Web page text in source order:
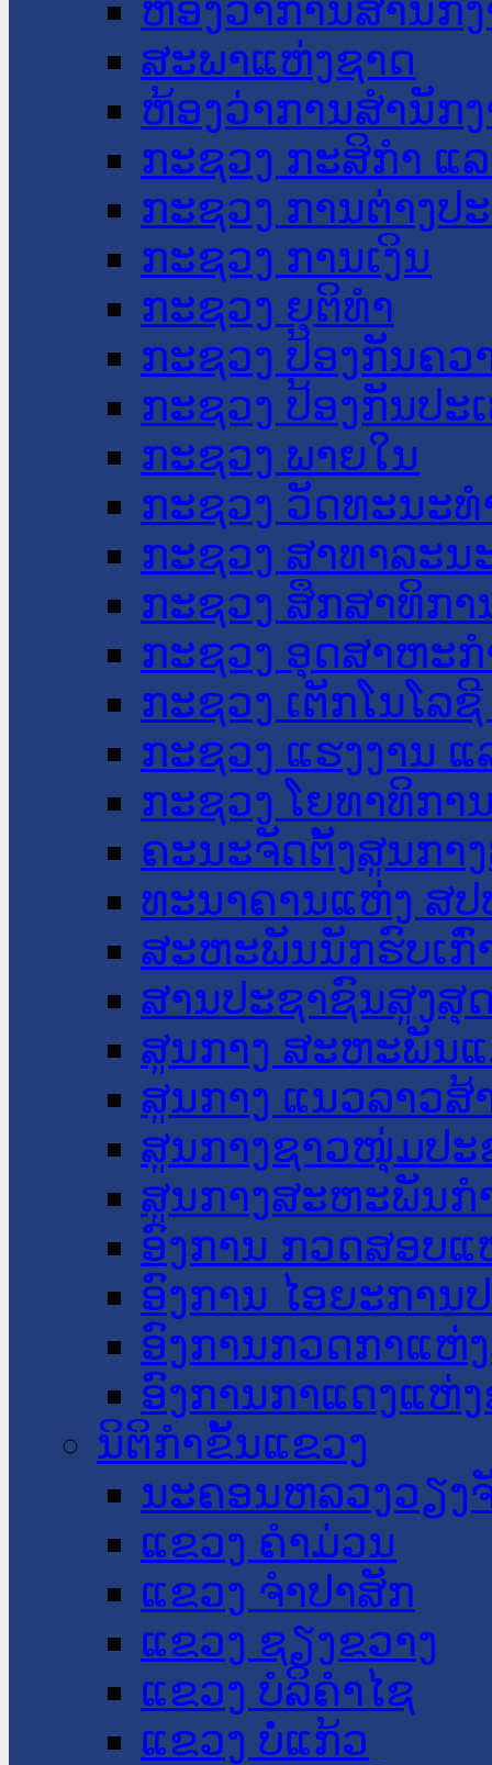
ຫ້ອງວ່າການສໍານັກ
ສະພາແຫ່ງຊາດ
ຫ້ອງວ່າການສຳນັກ
ກະຊວງ ກະສິກຳ ແ
ກະຊວງ ການຕ່າງປ
ກະຊວງ ການເງິນ
ກະຊວງ ຍຸຕິທໍາ
ກະຊວງ ປ້ອງກັນຄວ
ກະຊວງ ປ້ອງກັນປະ
ກະຊວງ ພາຍໃນ
ກະຊວງ ວັດທະນະ
ກະຊວງ ສາທາລະນ
ກະຊວງ ສຶກສາທິກາ
ກະຊວງ ອຸດສາຫະ
ກະຊວງ ເຕັກໂນໂລ
ກະຊວງ ແຮງງານ
ກະຊວງ ໂຍທາທິກາ
ຄະນະຈັດຕັ້ງສູນກາ
ທະນາຄານແຫ່ງ ສປ
ສະຫະພັນນັກຮົບເກົ່
ສານປະຊາຊົນສູງສຸ
ສູນກາງ ສະຫະພັນ
ສູນກາງ ແນວລາວສ້
ສູນກາງຊາວໜຸ່ມປະ
ສູນກາງສະຫະພັນກ
ອົງການ ກວດສອບແ
ອົງການ ໄອຍະການ
ອົງການກວດກາແຫ່
ອົງການກາແດງແຫ່
ນິຕິກໍາຂັ້ນແຂວງ
ນະ​ຄອນ​ຫລວງວຽງ
ແຂວງ ຄໍາມ່ວນ
ແຂວງ ຈໍາປາສັກ
ແຂວງ ຊຽງຂວາງ
ແຂວງ ບໍລິຄໍາໄຊ
ແຂວງ ບໍ່ແກ້ວ